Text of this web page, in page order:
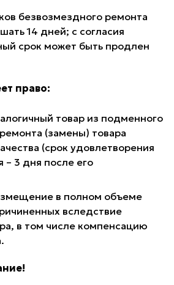
безвозмездного ремонта
14 дней; с согласия
срок может быть продлен
право:
товар из подменного
(замены) товара
(срок удовлетворения
– 3 дня после его
в полном объеме
вследствие
в том числе компенсацию